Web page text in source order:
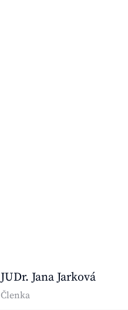
JUDr. Jana Jarková
Členka